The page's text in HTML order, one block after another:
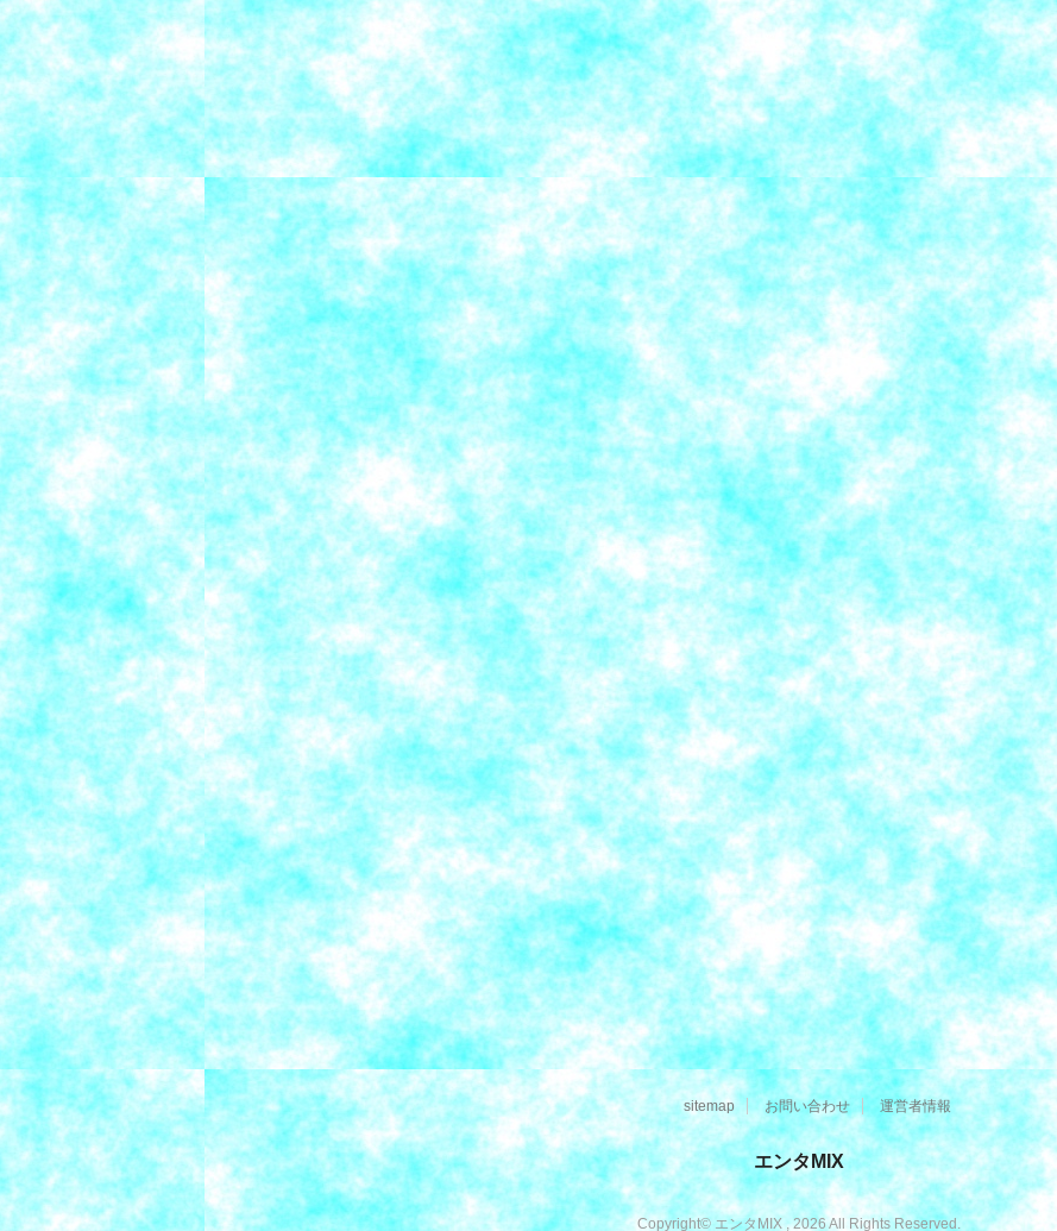
sitemap お問い合わせ 運営者情報
エンタMIX
Copyright© エンタMIX , 2026 All Rights Reserved.